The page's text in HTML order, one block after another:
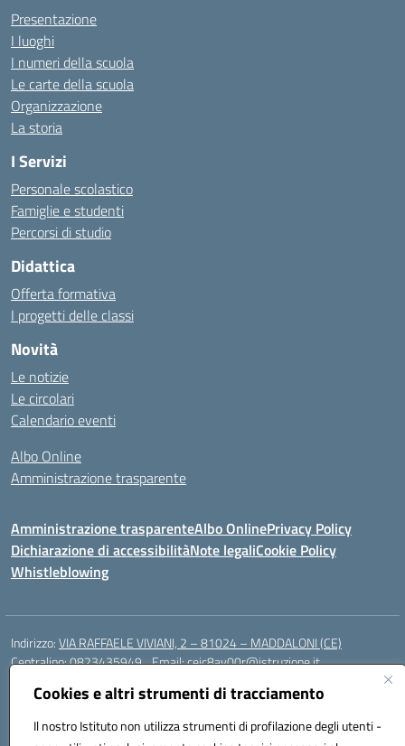
Cookies e altri strumenti di tracciamento
Il nostro Istituto non utilizza strumenti di profilazione degli utenti -
Presentazione
I luoghi
I numeri della scuola
Le carte della scuola
Organizzazione
La storia
I Servizi
Personale scolastico
Famiglie e studenti
Percorsi di studio
Didattica
Offerta formativa
I progetti delle classi
Novità
Le notizie
Le circolari
Calendario eventi
Albo Online
Amministrazione trasparente
Amministrazione trasparenteAlbo OnlinePrivacy Policy
Dichiarazione di accessibilitàNote legaliCookie Policy
Whistleblowing
Indirizzo:VIA RAFFAELE VIVIANI, 2 – 81024 – MADDALONI (CE)
Centralino:0823435949 Email:ceic8av00r@istruzione.it
Codice meccanografico:CEIC8AV00R